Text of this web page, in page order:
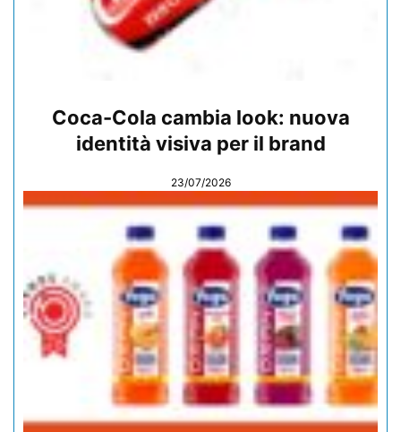
Coca-Cola cambia look: nuova
identità visiva per il brand
23/07/2026